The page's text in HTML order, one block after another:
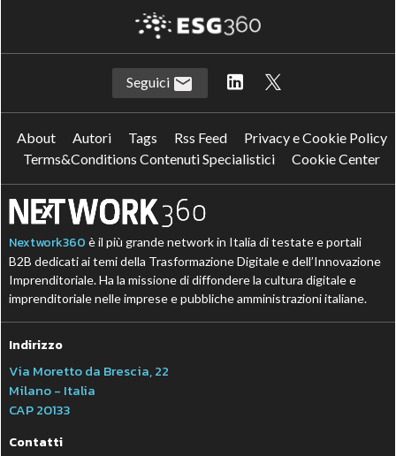
Seguici
About Autori Tags Rss Feed
Privacy e Cookie Policy
Terms&Conditions Contenuti Specialistici
Cookie Center
Nextwork360 è il più grande network in Italia di testate e portali
B2B dedicati ai temi della Trasformazione Digitale e dell’Innovazione
Imprenditoriale. Ha la missione di diffondere la cultura digitale e
imprenditoriale nelle imprese e pubbliche amministrazioni italiane.
Indirizzo
Via Moretto da Brescia, 22
Milano - Italia
CAP 20133
Contatti